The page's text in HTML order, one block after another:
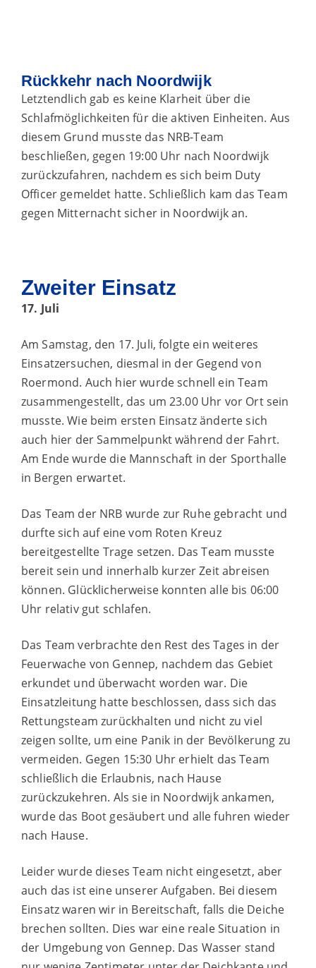
Rückkehr nach Noordwijk
Letztendlich gab es keine Klarheit über die
Schlafmöglichkeiten für die aktiven Einheiten. Aus
diesem Grund musste das NRB-Team
beschließen, gegen 19:00 Uhr nach Noordwijk
zurückzufahren, nachdem es sich beim Duty
Officer gemeldet hatte. Schließlich kam das Team
gegen Mitternacht sicher in Noordwijk an.
Zweiter Einsatz
17. Juli
Am Samstag, den 17. Juli, folgte ein weiteres
Einsatzersuchen, diesmal in der Gegend von
Roermond. Auch hier wurde schnell ein Team
zusammengestellt, das um 23.00 Uhr vor Ort sein
musste. Wie beim ersten Einsatz änderte sich
auch hier der Sammelpunkt während der Fahrt.
Am Ende wurde die Mannschaft in der Sporthalle
in Bergen erwartet.
Das Team der NRB wurde zur Ruhe gebracht und
durfte sich auf eine vom Roten Kreuz
bereitgestellte Trage setzen. Das Team musste
bereit sein und innerhalb kurzer Zeit abreisen
können. Glücklicherweise konnten alle bis 06:00
Uhr relativ gut schlafen.
Das Team verbrachte den Rest des Tages in der
Feuerwache von Gennep, nachdem das Gebiet
erkundet und überwacht worden war. Die
Einsatzleitung hatte beschlossen, dass sich das
Rettungsteam zurückhalten und nicht zu viel
zeigen sollte, um eine Panik in der Bevölkerung zu
vermeiden. Gegen 15:30 Uhr erhielt das Team
schließlich die Erlaubnis, nach Hause
zurückzukehren. Als sie in Noordwijk ankamen,
wurde das Boot gesäubert und alle fuhren wieder
nach Hause.
Leider wurde dieses Team nicht eingesetzt, aber
auch das ist eine unserer Aufgaben. Bei diesem
Einsatz waren wir in Bereitschaft, falls die Deiche
brechen sollten. Dies war eine reale Situation in
der Umgebung von Gennep. Das Wasser stand